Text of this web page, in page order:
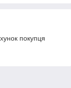
покупця